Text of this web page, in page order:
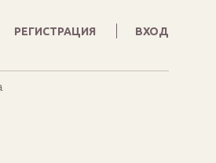
РЕГИСТРАЦИЯ ВХОД